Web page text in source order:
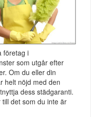
företag i
som utgår efter
Om du eller din
helt nöjd med den
dess städgaranti.
det som du inte är